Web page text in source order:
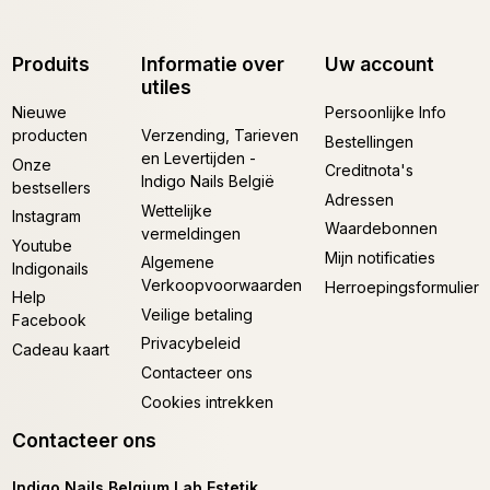
Produits
Nieuwe
producten
Onze
bestsellers
Instagram
Youtube
Indigonails
Help
Facebook
Cadeau kaart
Informatie over
utiles
Verzending, Tarieven
en Levertijden -
Indigo Nails België
Wettelijke
vermeldingen
Algemene
Verkoopvoorwaarden
Veilige betaling
Privacybeleid
Contacteer ons
Cookies intrekken
Uw account
Persoonlijke Info
Bestellingen
Creditnota's
Adressen
Waardebonnen
Mijn notificaties
Herroepingsformulier
Contacteer ons